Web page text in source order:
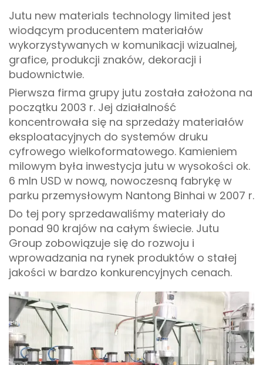
Jutu new materials technology limited jest
wiodącym producentem materiałów
wykorzystywanych w komunikacji wizualnej,
grafice, produkcji znaków, dekoracji i
budownictwie.
Pierwsza firma grupy jutu została założona na
początku 2003 r. Jej działalność
koncentrowała się na sprzedaży materiałów
eksploatacyjnych do systemów druku
cyfrowego wielkoformatowego. Kamieniem
milowym była inwestycja jutu w wysokości ok.
6 mln USD w nową, nowoczesną fabrykę w
parku przemysłowym Nantong Binhai w 2007 r.
Do tej pory sprzedawaliśmy materiały do
ponad 90 krajów na całym świecie. Jutu
Group zobowiązuje się do rozwoju i
wprowadzania na rynek produktów o stałej
jakości w bardzo konkurencyjnych cenach.